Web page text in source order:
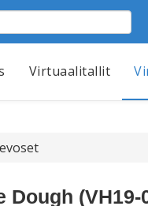
Virtuaalitallit
Dough (VH19-